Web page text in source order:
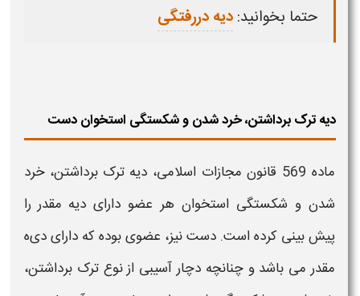
حتما بخوانید:دیه دررفتگی
دیه ترک برداشتن، خرد شدن و شکستگی استخوان دست
ماده 569 قانون مجازات اسلامی، دیه ترک برداشتن، خرد
شدن و شکستگی استخوان هر عضو دارای دیه مقدر را
پیش بینی کرده است. دستنیز، عضوی بوده که دارایدیه
مقدر می باشد و چنانچه دچار آسیبی از نوع ترک برداشتن،